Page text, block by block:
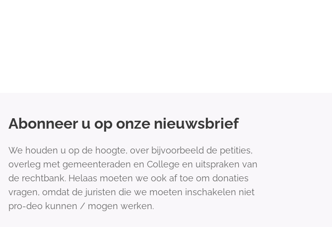
Abonneer u op onze nieuwsbrief
We houden u op de hoogte, over bijvoorbeeld de petities,
overleg met gemeenteraden en College en uitspraken van
de rechtbank. Helaas moeten we ook af toe om donaties
vragen, omdat de juristen die we moeten inschakelen niet
pro-deo kunnen / mogen werken.